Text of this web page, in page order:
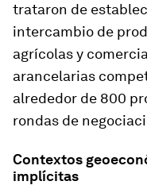
trataron de
intercambio de
agrícolas y
arancelarias
alrededor de 800
rondas de
Contextos
implícitas